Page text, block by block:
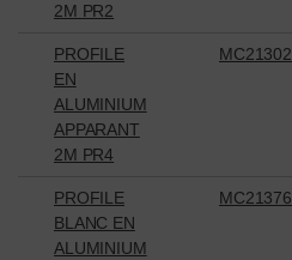
2M PR2
PROFILE
EN
ALUMINIUM
APPARANT
2M PR4
MC21302
PROFILE
BLANC EN
ALUMINIUM
MC21376